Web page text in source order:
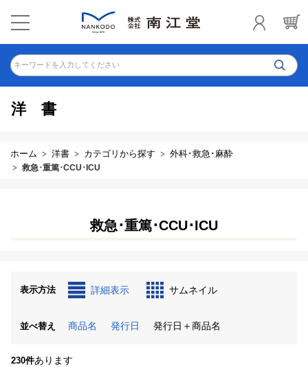
キーワードを入力してください
洋書
ホーム 洋書 カテゴリから探す 外科･救急･麻酔
救急･重篤･CCU･ICU
救急･重篤･CCU･ICU
表示方法 詳細表示 サムネイル
並べ替え 商品名 発行日 発行日＋商品名
230件あります